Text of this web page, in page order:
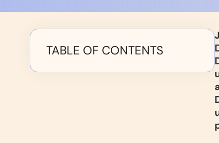
TABLE OF CONTENTS